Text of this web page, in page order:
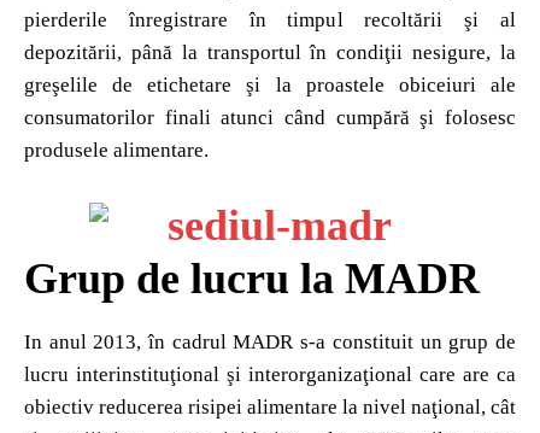
pierderile înregistrare în timpul recoltării şi al
depozitării, până la transportul în condiţii nesigure, la
greşelile de etichetare şi la proastele obiceiuri ale
consumatorilor finali atunci când cumpără şi folosesc
produsele alimentare.
Grup de lucru la MADR
In anul 2013, în cadrul MADR s-a constituit un grup de
lucru interinstituţional şi interorganizaţional care are ca
obiectiv reducerea risipei alimentare la nivel naţional, cât